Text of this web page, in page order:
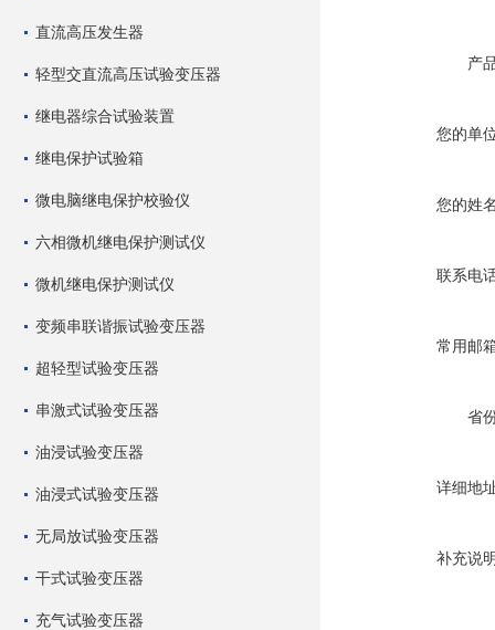
直流高压发生器
轻型交直流高压试验变压器
继电器综合试验装置
继电保护试验箱
微电脑继电保护校验仪
六相微机继电保护测试仪
微机继电保护测试仪
变频串联谐振试验变压器
超轻型试验变压器
串激式试验变压器
油浸试验变压器
油浸式试验变压器
无局放试验变压器
干式试验变压器
充气试验变压器
产
您的单
您的姓
联系电
常用邮
省
详细地
补充说